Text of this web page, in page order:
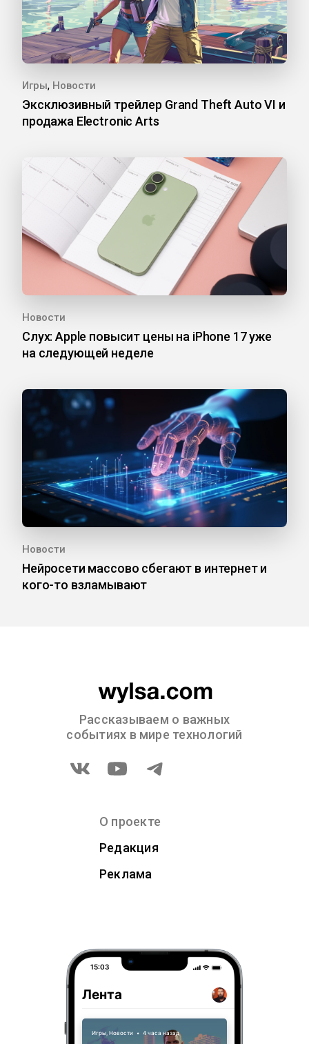
Игры, Новости
Эксклюзивный трейлер Grand Theft Auto VI и
продажа Electronic Arts
Новости
Слух: Apple повысит цены на iPhone 17 уже
на следующей неделе
Новости
Нейросети массово сбегают в интернет и
кого-то взламывают
Рассказываем о важных
событиях в мире технологий
О проекте
Редакция
Реклама
15:03
Лента
Игры, Новости • 4 часа назад